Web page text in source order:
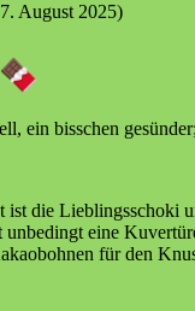
August 2025)
ein bisschen
ist die Lieblingsschoki
unbedingt eine
für den